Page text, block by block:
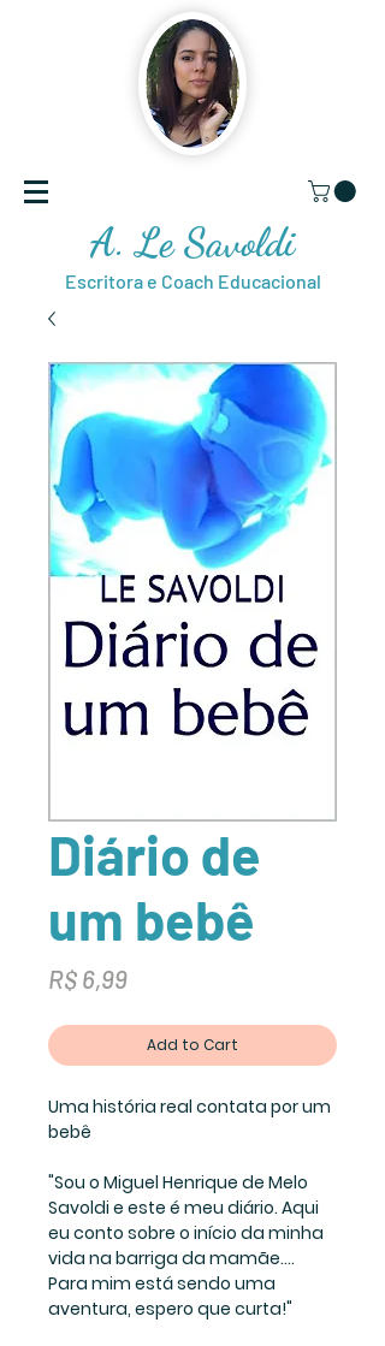
A. Le Savoldi
Escritora e Coach Educacional
Diário de
um bebê
R$ 6,99Preço
Add to Cart
Uma história real contata por um
bebê
"Sou o Miguel Henrique de Melo
Savoldi e este é meu diário. Aqui
eu conto sobre o início da minha
vida na barriga da mamãe....
Para mim está sendo uma
aventura, espero que curta!"